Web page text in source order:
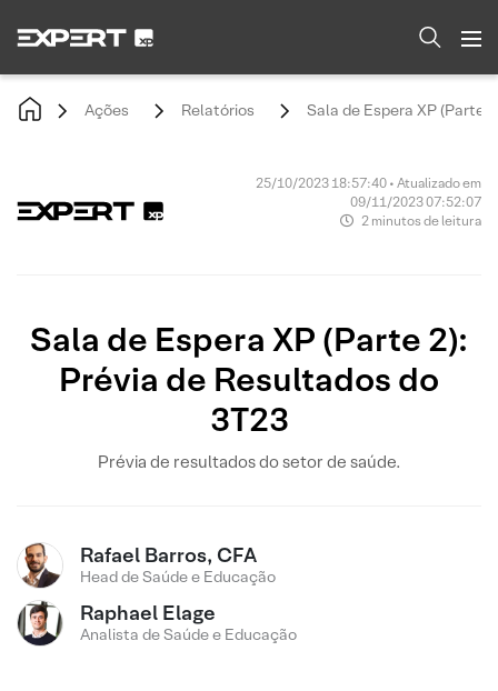
Ações Relatórios Sala de Espera XP (Parte
25/10/2023 18:57:40 • Atualizado em
09/11/2023 07:52:07
2 minutos de leitura
Sala de Espera XP (Parte 2):
Prévia de Resultados do
3T23
Prévia de resultados do setor de saúde.
Rafael Barros, CFA
Head de Saúde e Educação
Raphael Elage
Analista de Saúde e Educação